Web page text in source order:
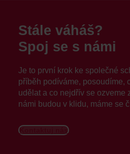
Stále váháš?
Spoj se s námi
Je to první krok ke společné
příběh podíváme, posoudíme,
udělat a co nejdřív se ozveme
námi budou v klidu, máme se
Kontaktuj nás